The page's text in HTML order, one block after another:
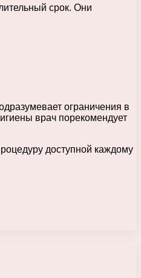
срок. Они
ограничения в
врач порекомендует
доступной каждому